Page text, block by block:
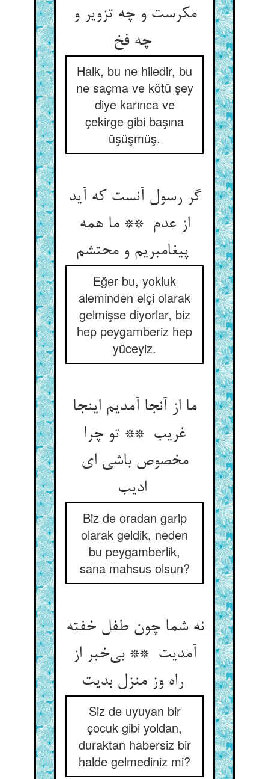
مکرست و چه تزویر و
چه فخ
Halk, bu ne hiledir, bu
ne saçma ve kötü şey
diye karınca ve
çekirge gibi başına
üşüşmüş.
گر رسول آنست که آید
از عدم ** ما همه
Eğer bu, yokluk
aleminden elçi olarak
gelmişse diyorlar, biz
hep peygamberiz hep
yüceyiz.
ما از آنجا آمدیم اینجا
غریب ** تو چرا
مخصوص باشی ای
Biz de oradan garip
olarak geldik, neden
bu peygamberlik,
sana mahsus olsun?
نه شما چون طفل خفته
آمدیت ** بی‌خبر از
راه وز منزل بدیت
Siz de uyuyan bir
çocuk gibi yoldan,
duraktan habersiz bir
halde gelmediniz mi?